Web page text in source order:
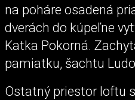
na poháre osadená
dverách do kúpeľne
Katka Pokorná.
pamiatku, šachtu
Ostatný priestor loftu